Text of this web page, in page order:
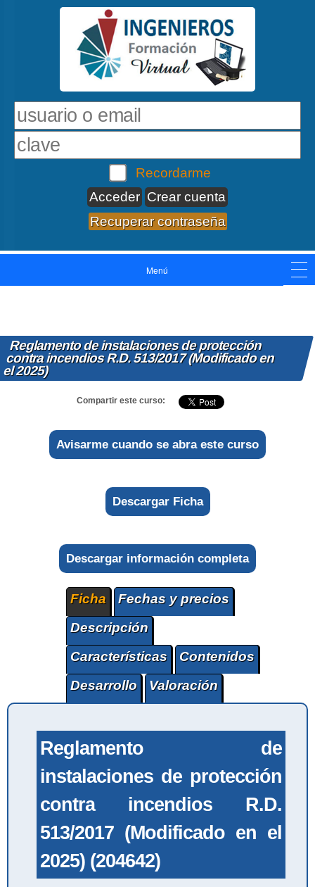
Recordarme
Crear cuenta
Recuperar contraseña
Menú
Reglamento de instalaciones de protección
contra incendios R.D. 513/2017 (Modificado en
el 2025)
Compartir este curso:
Avisarme cuando se abra este curso
Descargar Ficha
Descargar información completa
Ficha
Fechas y precios
Descripción
Características
Contenidos
Desarrollo
Valoración
Reglamento de
instalaciones de protección
contra incendios R.D.
513/2017 (Modificado en el
2025) (204642)